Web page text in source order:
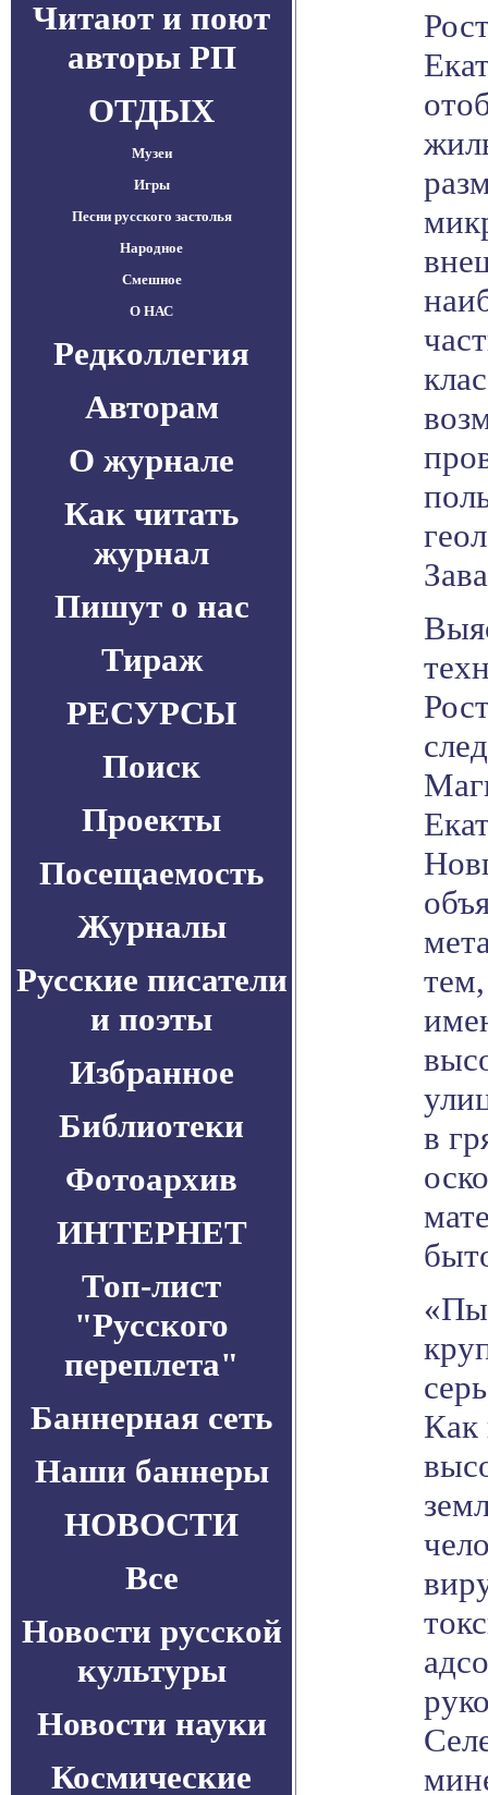
Читают и поют
авторы РП
ОТДЫХ
Музеи
Игры
Песни русского застолья
Народное
Смешное
О НАС
Редколлегия
Авторам
О журнале
Как читать
журнал
Пишут о нас
Тираж
РЕСУРСЫ
Поиск
Проекты
Посещаемость
Журналы
Русские писатели
и поэты
Избранное
Библиотеки
Фотоархив
ИНТЕРНЕТ
Топ-лист
"Русского
переплета"
Баннерная сеть
Наши баннеры
НОВОСТИ
Все
Новости русской
культуры
Новости науки
Космические
в
Как